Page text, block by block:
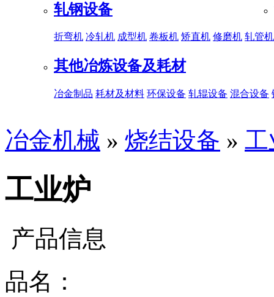
轧钢设备
折弯机 冷轧机 成型机 卷板机 矫直机 修磨机 轧管机
其他冶炼设备及耗材
冶金制品 耗材及材料 环保设备 轧辊设备 混合设备
冶金机械 » 烧结设备 » 工
工业炉
产品信息
品名：